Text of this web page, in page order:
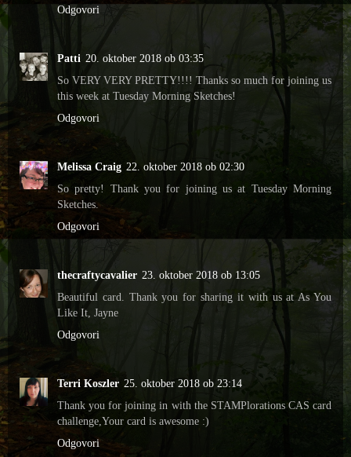
Odgovori
Patti 20. oktober 2018 ob 03:35
So VERY VERY PRETTY!!!! Thanks so much for joining us
this week at Tuesday Morning Sketches!
Odgovori
Melissa Craig 22. oktober 2018 ob 02:30
So pretty! Thank you for joining us at Tuesday Morning
Sketches.
Odgovori
thecraftycavalier 23. oktober 2018 ob 13:05
Beautiful card. Thank you for sharing it with us at As You
Like It, Jayne
Odgovori
Terri Koszler 25. oktober 2018 ob 23:14
Thank you for joining in with the STAMPlorations CAS card
challenge,Your card is awesome :)
Odgovori